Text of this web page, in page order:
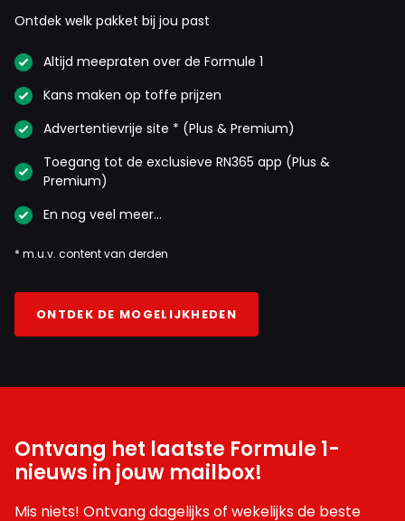
Ontdek welk pakket bij jou past
Altijd meepraten over de Formule 1
Kans maken op toffe prijzen
Advertentievrije site * (Plus & Premium)
Toegang tot de exclusieve RN365 app (Plus &
Premium)
En nog veel meer…
* m.u.v. content van derden
ONTDEK DE MOGELIJKHEDEN
Ontvang het laatste Formule 1-
nieuws in jouw mailbox!
Mis niets! Ontvang dagelijks of wekelijks de beste